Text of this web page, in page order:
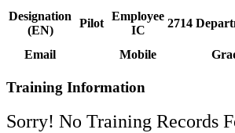
Designation
(EN)
Pilot
Employee
IC
2714
Email
Mobile
Training Information
Sorry! No Training Records